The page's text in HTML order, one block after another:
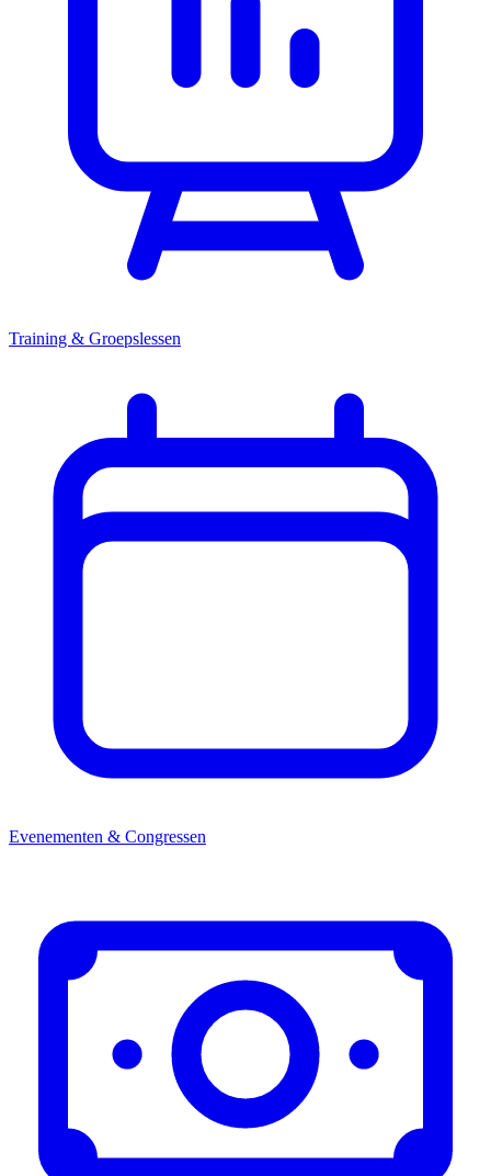
Training & Groepslessen
Evenementen & Congressen